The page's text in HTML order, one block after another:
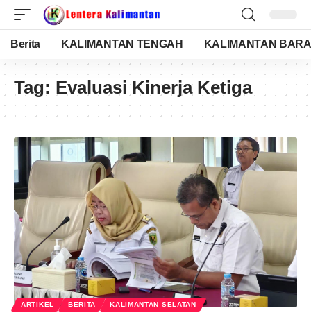
Berita KALIMANTAN TENGAH KALIMANTAN
Tag: Evaluasi Kinerja Ketiga
ARTIKEL BERITA KALIMANTAN SELATAN